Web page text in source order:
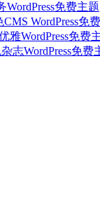
WordPress免费主题
CMS WordPress免
雅WordPress免费
志WordPress免费